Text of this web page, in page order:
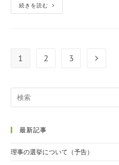
続きを読む
1 2 3
最新記事
理事の選挙について（予告）